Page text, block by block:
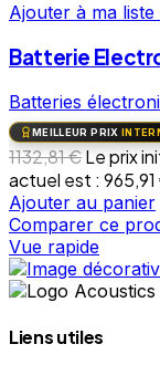
Ajouter à ma liste
Batterie
Batteries
MEILLEUR PRIX
1132,81€Le prix
actuel est : 965,91
Ajouter au panier
Comparer ce
Vue rapide
Liens utiles